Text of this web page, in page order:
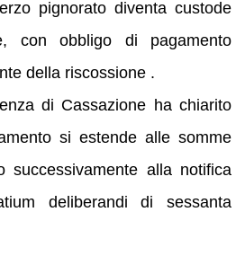
pignorato diventa custode
con obbligo di pagamento
della riscossione .
di Cassazione ha chiarito
si estende alle somme
successivamente alla notifica
deliberandi di sessanta